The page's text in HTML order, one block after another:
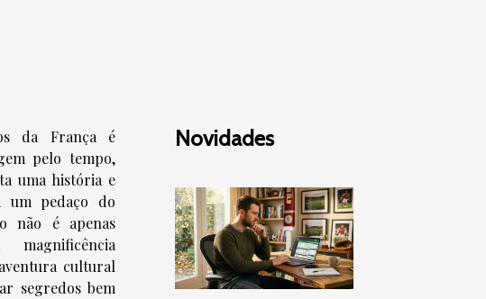
da França é
pelo tempo,
uma história e
um pedaço do
não é apenas
cultural
segredos bem
Novidades